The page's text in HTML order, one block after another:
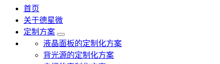
首页
关于德星微
定制方案
液晶面板的定制化方案
背光源的定制化方案